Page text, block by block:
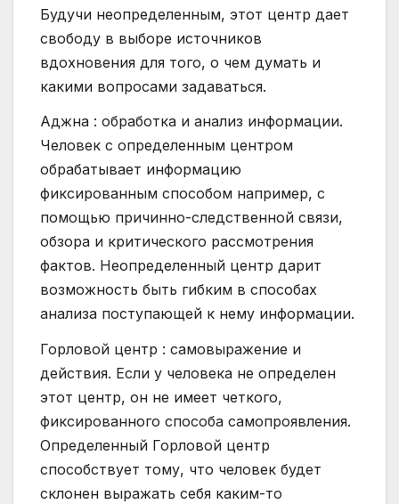
Будучи неопределенным, этот центр дает
свободу в выборе источников
вдохновения для того, о чем думать и
какими вопросами задаваться.
Аджна : обработка и анализ информации.
Человек с определенным центром
обрабатывает информацию
фиксированным способом например, с
помощью причинно-следственной связи,
обзора и критического рассмотрения
фактов. Неопределенный центр дарит
возможность быть гибким в способах
анализа поступающей к нему информации.
Горловой центр : самовыражение и
действия. Если у человека не определен
этот центр, он не имеет четкого,
фиксированного способа самопроявления.
Определенный Горловой центр
способствует тому, что человек будет
склонен выражать себя каким-то